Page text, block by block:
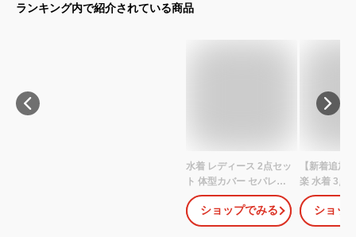
ランキング内で紹介されている商品
水着 レディース 2点セッ
ト 体型カバー セパレー
ト Tシャツ 半袖 上下セ
ット ワンピース スポー
ティー パッド付き 夏 韓
ショップでみる
【新着追加
楽 水着 3点
生 高校生
ィース 体型
露出控え 大
ショッ